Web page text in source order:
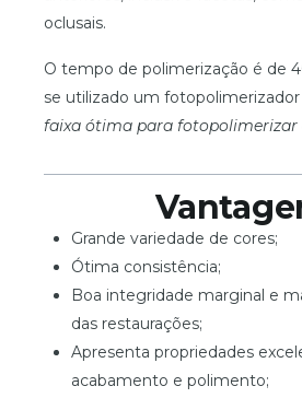
oclusais.
O tempo de polimerização é de
se utilizado um
faixa ótima para fotopolimerizar
Grande variedade de cores;
Ótima consistência;
Boa integridade marginal e
das restaurações;
Apresenta propriedades
acabamento e polimento;